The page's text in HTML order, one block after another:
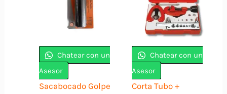
Chatear con un
Asesor
Sacabocado Golpe
Chatear con un
Asesor
Corta Tubo +